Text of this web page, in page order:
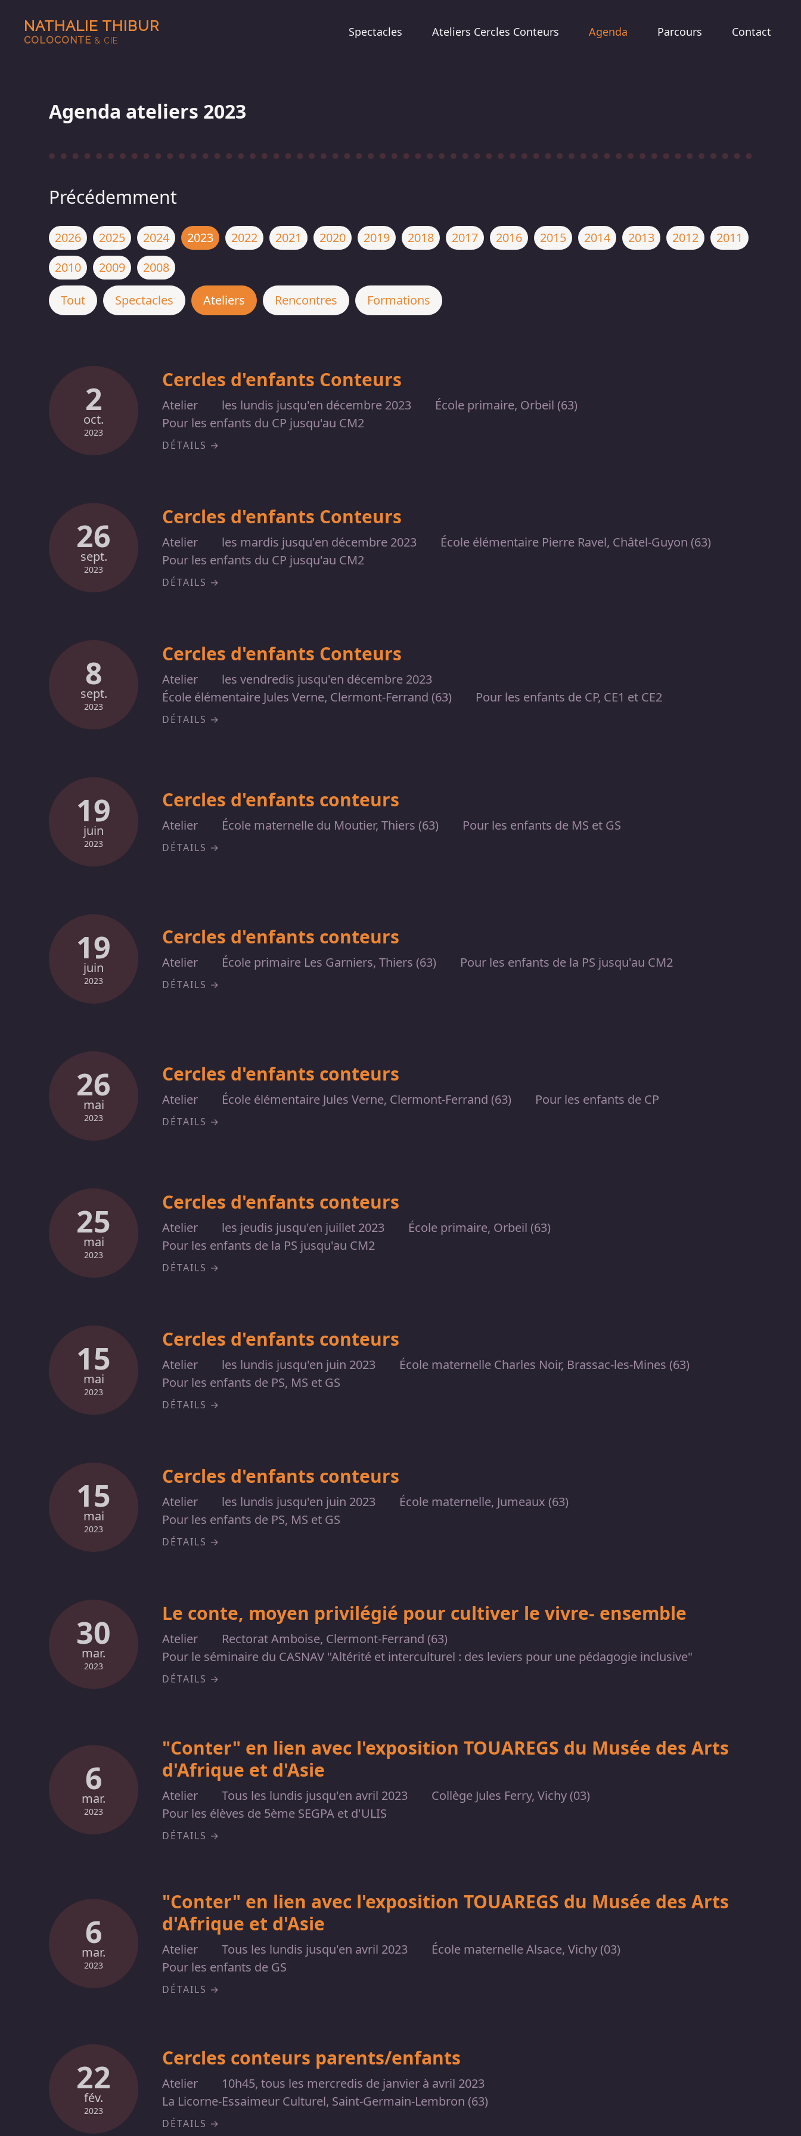
NATHALIE THIBUR
COLOCONTE & CIE
Spectacles Ateliers Cercles Conteurs Agenda Parcours Contact
Agenda ateliers 2023
Précédemment
2026 2025 2024 2023 2022 2021 2020 2019 2018 2017 2016 2015 2014 2013 2012
2011
2010
2009 2008
Tout Spectacles Ateliers Rencontres Formations
2
oct.
2023
Cercles d'enfants Conteurs
Atelier les lundis jusqu'en décembre 2023
École primaire, Orbeil (63)
Pour les enfants du CP jusqu'au CM2
DÉTAILS
26
sept.
2023
Cercles d'enfants Conteurs
Atelier les mardis jusqu'en décembre 2023
École élémentaire Pierre Ravel, Châtel-Guyon (63)
Pour les enfants du CP jusqu'au CM2
DÉTAILS
8
sept.
2023
Cercles d'enfants Conteurs
Atelier
les vendredis jusqu'en décembre 2023
École élémentaire Jules Verne, Clermont-Ferrand (63)
Pour les enfants de CP, CE1 et CE2
DÉTAILS
19
juin
2023
Cercles d'enfants conteurs
Atelier École maternelle du Moutier, Thiers (63) Pour les enfants de MS et GS
DÉTAILS
19
juin
2023
Cercles d'enfants conteurs
Atelier École primaire Les Garniers, Thiers (63) Pour les enfants de la PS jusqu'au CM2
DÉTAILS
26
mai
2023
Cercles d'enfants conteurs
Atelier École élémentaire Jules Verne, Clermont-Ferrand (63) Pour les enfants de CP
DÉTAILS
25
mai
2023
Cercles d'enfants conteurs
Atelier les jeudis jusqu'en juillet 2023
École primaire, Orbeil (63)
Pour les enfants de la PS jusqu'au CM2
DÉTAILS
15
mai
2023
Cercles d'enfants conteurs
Atelier les lundis jusqu'en juin 2023
École maternelle Charles Noir, Brassac-les-Mines (63)
Pour les enfants de PS, MS et GS
DÉTAILS
15
mai
2023
Cercles d'enfants conteurs
Atelier les lundis jusqu'en juin 2023
École maternelle, Jumeaux (63)
Pour les enfants de PS, MS et GS
DÉTAILS
30
mar.
2023
Le conte, moyen privilégié pour cultiver le vivre- ensemble
Atelier
Rectorat Amboise, Clermont-Ferrand (63)
Pour le séminaire du CASNAV "Altérité et interculturel : des leviers pour une pédagogie inclusive"
DÉTAILS
6
mar.
2023
"Conter" en lien avec l'exposition TOUAREGS du Musée des Arts
d'Afrique et d'Asie
Atelier Tous les lundis jusqu'en avril 2023
Collège Jules Ferry, Vichy (03)
Pour les élèves de 5ème SEGPA et d'ULIS
DÉTAILS
6
mar.
2023
"Conter" en lien avec l'exposition TOUAREGS du Musée des Arts
d'Afrique et d'Asie
Atelier Tous les lundis jusqu'en avril 2023
École maternelle Alsace, Vichy (03)
Pour les enfants de GS
DÉTAILS
22
fév.
2023
Cercles conteurs parents/enfants
Atelier
10h45, tous les mercredis de janvier à avril 2023
La Licorne-Essaimeur Culturel, Saint-Germain-Lembron (63)
DÉTAILS